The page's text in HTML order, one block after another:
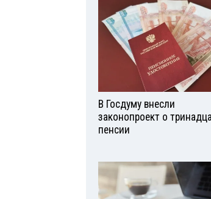
В Госдуму внесли
законопроект о
пенсии